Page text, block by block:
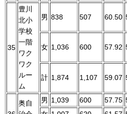
35
豊川
北小
学校
一階
ワク
ワク
ルー
ム
男 838 507 60.50
女 1,036 600 57.92
計 1,874 1,107 59.07
奥自
男 1,039 600 57.75